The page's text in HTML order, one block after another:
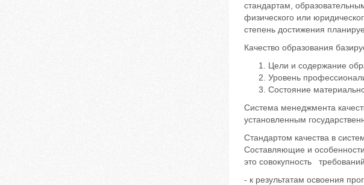
стандартам,
физического или
степень достижения
Качество образования
Цели и содержание
Уровень
Состояние
Система менеджмента
установленным
Стандартом качества в
Составляющие и
это совокупность
- к результатам освоения